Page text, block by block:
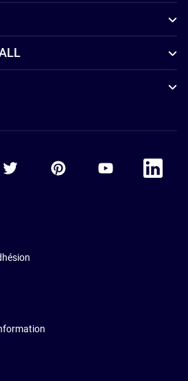
Accor Youtube
Accor